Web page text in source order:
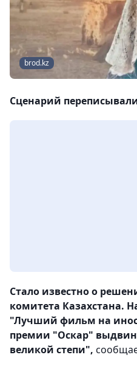
brod.kz
Сценарий
Стало известно о
комитета Казахстана.
"Лучший фильм на
премии "Оскар"
великой степи",